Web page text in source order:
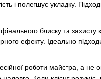
і полегшує укладку.
блиску та захисту
ефекту. Ідеально
роботи майстра, а не